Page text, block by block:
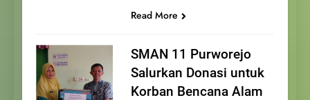
Read More
SMAN 11 Purworejo
Salurkan Donasi untuk
Korban Bencana Alam